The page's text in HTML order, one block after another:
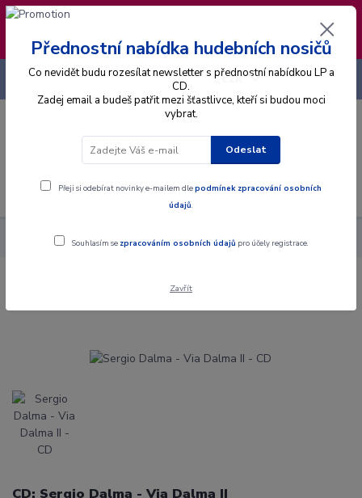
❣️ Od 4.8. do 13.8. čerpám dovolenou. Datum
expedice objednávek se posouvá na pátek
14.8.2026 🐋
Menu
CZK
+420 725 736 293
Alba CD Sergio Dalma - Via Dalma II - CD
Sergio Dalma - Via Dalma II - CD
CD: Sergio Dalma - Via Dalma II
Přednostní nabídka hudebních nosičů
Co nevidět budu rozesílat newsletter s přednostní nabídkou LP a
CD.
Zadej email a budeš patřit mezi šťastlivce, kteří si budou moci
vybrat.
Odeslat
Přeji si odebírat novinky e-mailem dlepodmínek zpracování osobních
údajů.
Souhlasím se zpracováním osobních údajů pro účely registrace.
Zavřít